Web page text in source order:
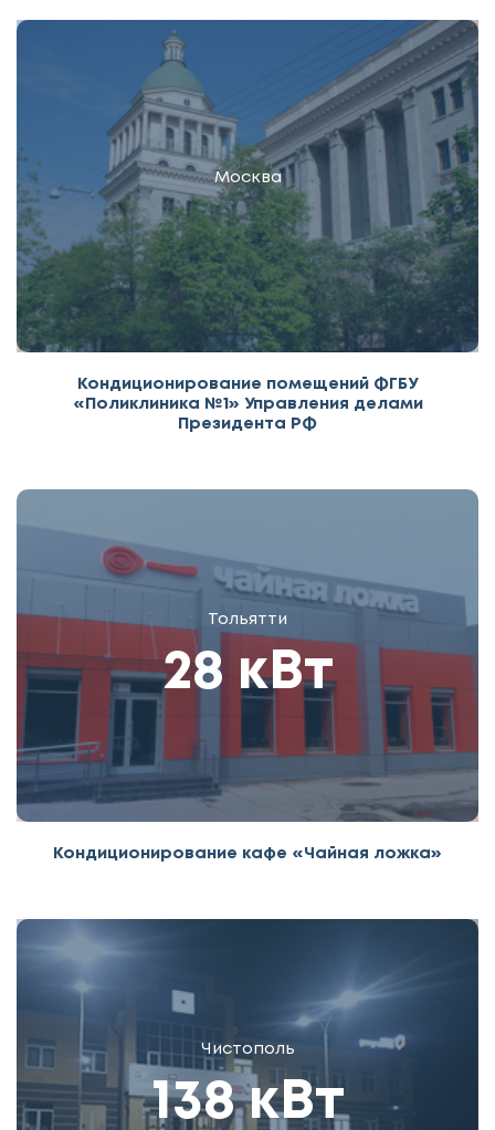
Москва
Кондиционирование помещений ФГБУ
«Поликлиника №1» Управления делами
Президента РФ
Тольятти
28 кВт
Кондиционирование кафе «Чайная ложка»
Чистополь
138 кВт